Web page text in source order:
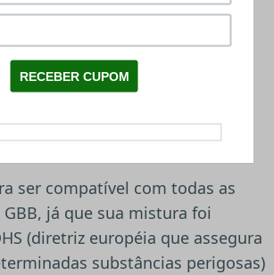
que além de ser uma
ao equipamento, o
possui uma fórmula especial,
performance e proteger os
de seu equipamento, não
adaptador.
ser compatível com todas as
já que sua mistura foi
(diretriz européia que assegura
substâncias perigosas)